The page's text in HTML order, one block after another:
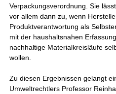
Verpackungsverordnung. Sie
vor allem dann zu, wenn
Produktverantwortung als
mit der haushaltsnahen
nachhaltige Materialkreisläufe
wollen.
Zu diesen Ergebnissen gelangt
Umweltrechtlers Professor